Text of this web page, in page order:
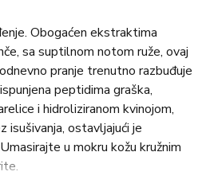
Obogaćen ekstraktima
sa suptilnom notom ruže, ovaj
pranje trenutno razbuđuje
peptidima graška,
i hidroliziranom kvinojom,
isušivanja, ostavljajući je
u mokru kožu kružnim